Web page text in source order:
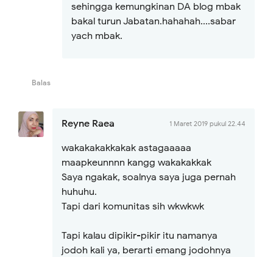
sehingga kemungkinan DA blog mbak
bakal turun Jabatan.hahahah....sabar
yach mbak.
Balas
Reyne Raea 1 Maret 2019 pukul 22.44
wakakakakkakak astagaaaaa
maapkeunnnn kangg wakakakkak
Saya ngakak, soalnya saya juga pernah
huhuhu.
Tapi dari komunitas sih wkwkwk
Tapi kalau dipikir-pikir itu namanya
jodoh kali ya, berarti emang jodohnya